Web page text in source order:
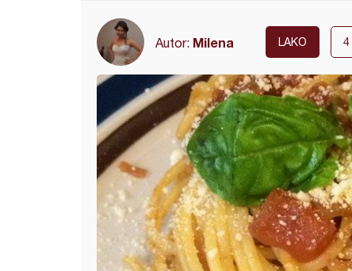
Autor: Milena LAKO 4